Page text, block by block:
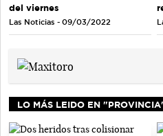
del viernes
Las Noticias - 09/03/2022
LO MÁS LEIDO EN